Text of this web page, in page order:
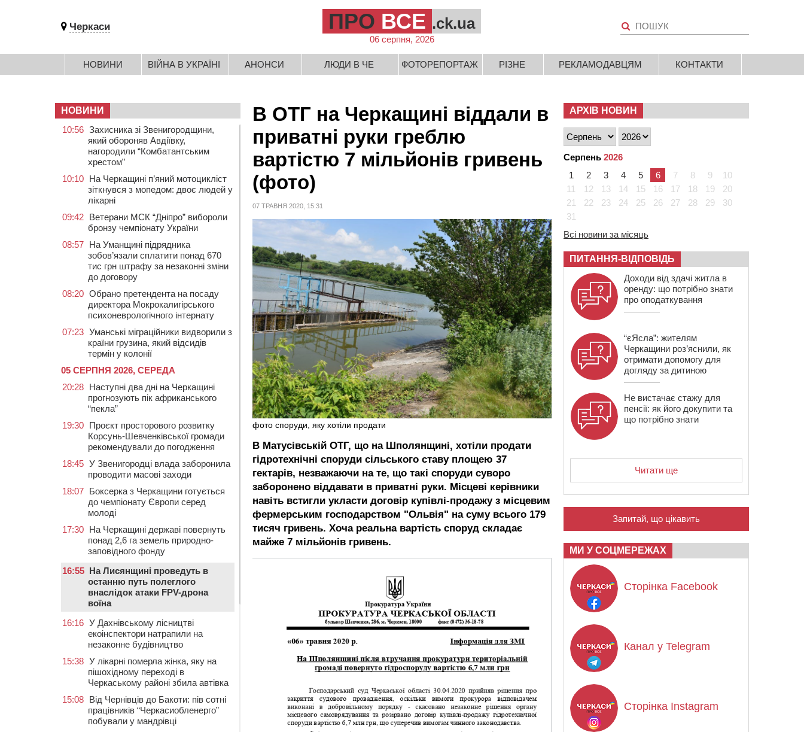
Черкаси ПРО ВСЕ .ck.ua
06 серпня, 2026
НОВИНИ ВІЙНА В УКРАЇНІ АНОНСИ ЛЮДИ В ЧЕ ФОТОРЕПОРТАЖ РІЗНЕ РЕКЛАМОДАВЦЯМ КОНТАКТИ
В ОТГ на Черкащині віддали в
приватні руки греблю
вартістю 7 мільйонів гривень
(фото)
07 ТРАВНЯ 2020, 15:31
фото споруди, яку хотіли продати
В Матусівській ОТГ, що на Шполянщині, хотіли продати
гідротехнічні споруди сільського ставу площею 37
гектарів, незважаючи на те, що такі споруди суворо
заборонено віддавати в приватні руки. Місцеві керівники
навіть встигли укласти договір купівлі-продажу з місцевим
фермерським господарством "Ольвія" на суму всього 179
тисяч гривень. Хоча реальна вартість споруд складає
майже 7 мільйонів гривень.
НОВИНИ
10:56 Захисника зі Звенигородщини,
який обороняв Авдіївку,
нагородили “Комбатантським
хрестом”
10:10 На Черкащині п’яний мотоцикліст
зіткнувся з мопедом: двоє людей у
лікарні
09:42 Ветерани МСК “Дніпро” вибороли
бронзу чемпіонату України
08:57 На Уманщині підрядника
зобов’язали сплатити понад 670
тис грн штрафу за незаконні зміни
до договору
08:20 Обрано претендента на посаду
директора Мокрокалигірського
психоневрологічного інтернату
07:23 Уманські міграційники видворили з
країни грузина, який відсидів
термін у колонії
05 СЕРПНЯ 2026, СЕРЕДА
20:28 Наступні два дні на Черкащині
прогнозують пік африканського
“пекла”
19:30 Проєкт просторового розвитку
Корсунь-Шевченківської громади
рекомендували до погодження
18:45 У Звенигородці влада заборонила
проводити масові заходи
18:07 Боксерка з Черкащини готується
до чемпіонату Європи серед
молоді
17:30 На Черкащині державі повернуть
понад 2,6 га земель природно-
заповідного фонду
16:55 На Лисянщині проведуть в
останню путь полеглого
внаслідок атаки FPV-дрона
воїна
16:16 У Дахнівському лісництві
екоінспектори натрапили на
незаконне будівництво
15:38 У лікарні померла жінка, яку на
пішохідному переході в
Черкаському районі збила автівка
15:08 Від Чернівців до Бакоти: пів сотні
працівників “Черкасиобленерго”
побували у мандрівці
АРХІВ НОВИН
Серпень 2026
1
2 3 4 5 6 7 8 9
10
11
12 13 14 15 16 17 18 19
20
21
22 23 24 25 26 27 28 29
30
31
Всі новини за місяць
ПИТАННЯ-ВІДПОВІДЬ
Доходи від здачі житла в
оренду: що потрібно знати
про оподаткування
“єЯсла”: жителям
Черкащини роз’яснили, як
отримати допомогу для
догляду за дитиною
Не вистачає стажу для
пенсії: як його докупити та
що потрібно знати
Читати ще
Запитай, що цікавить
МИ У СОЦМЕРЕЖАХ
Сторінка Facebook
Канал у Telegram
Сторінка Instagram